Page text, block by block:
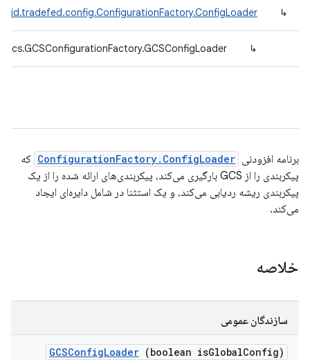
↳
↳
برنامه افزودنی ConfigurationFactory.ConfigLoader که
پیکربندی را از GCS بارگیری می‌کند، پیکربندی‌های ارائه شده را از یک
پیکربندی ریشه ردیابی می‌کند، و یک استثنا در شامل دایره‌ای ایجاد
می‌کند.
خلاصه
سازندگان عمومی
GCSConfigLoader (boolean isGlobalConfig)